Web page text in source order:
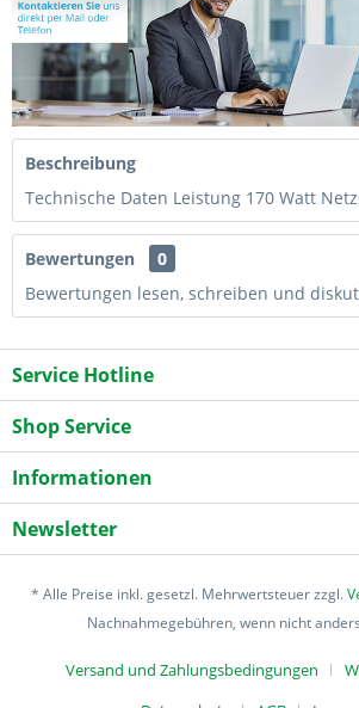
Beschreibung
Technische Daten Leistung 170 Watt
Bewertungen
0
Bewertungen lesen, schreiben und
Service Hotline
Shop Service
Informationen
Newsletter
* Alle Preise inkl. gesetzl. Mehrwertsteuer zzgl.
Nachnahmegebühren, wenn nicht
Versand und Zahlungsbedingungen